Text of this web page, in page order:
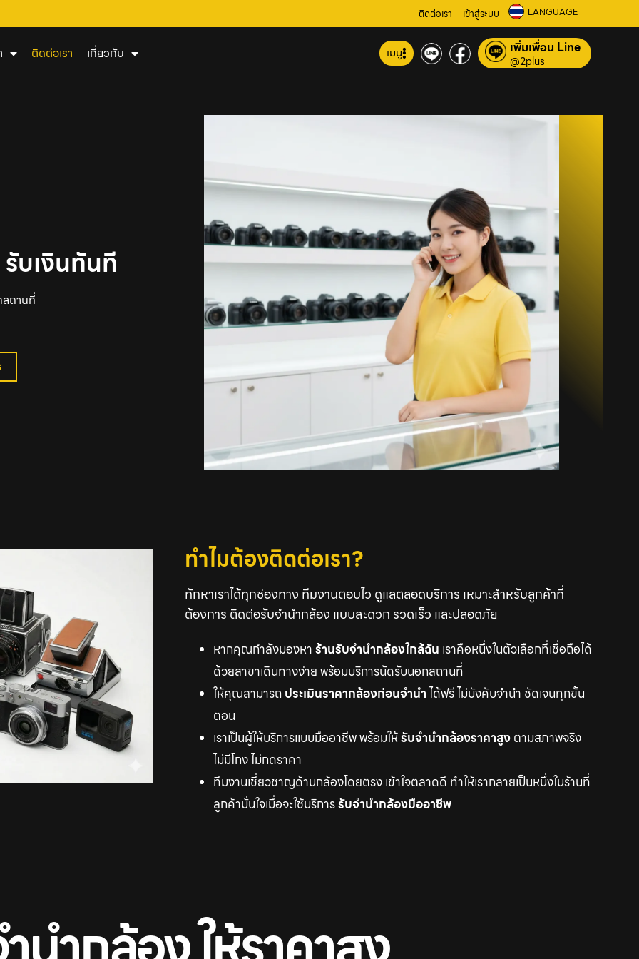
ติดต่อเรา เข้าสู่ระบบ LANGUAGE
ติดต่อเรา เกี่ยวกับ เมนู เพิ่มเพื่อน Line
@2plus
บเงินทันที
ถานที่
ทำไมต้องติดต่อเรา?
ทักหาเราได้ทุกช่องทาง ทีมงานตอบไว ดูแลตลอดบริการ เหมาะสำหรับลูกค้าที่
ต้องการ ติดต่อรับจำนำกล้อง แบบสะดวก รวดเร็ว และปลอดภัย
หากคุณกำลังมองหาร้านรับจำนำกล้องใกล้ฉัน เราคือหนึ่งในตัวเลือกที่เชื่อถือได้
ด้วยสาขาเดินทางง่าย พร้อมบริการนัดรับนอกสถานที่
ให้คุณสามารถประเมินราคากล้องก่อนจำนำได้ฟรี ไม่บังคับจำนำ ชัดเจนทุกขั้น
ตอน
เราเป็นผู้ให้บริการแบบมืออาชีพ พร้อมให้รับจำนำกล้องราคาสูงตามสภาพจริง
ไม่มีโกง ไม่กดราคา
ทีมงานเชี่ยวชาญด้านกล้องโดยตรง เข้าใจตลาดดี ทำให้เรากลายเป็นหนึ่งในร้านที่
ลูกค้ามั่นใจเมื่อจะใช้บริการรับจำนำกล้องมืออาชีพ